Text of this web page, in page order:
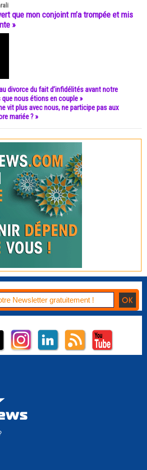
que mon conjoint m’a trompée et mis
»
divorce du fait d’infidélités avant notre
nous étions en couple »
vit plus avec nous, ne participe pas aux
mariée ? »